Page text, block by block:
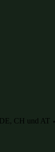
CH und